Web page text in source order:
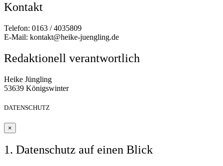
Kontakt
Telefon: 0163 / 4035809
E-Mail: kontakt@heike-juengling.de
Redaktionell verantwortlich
Heike Jüngling
53639 Königswinter
DATENSCHUTZ
×
1. Datenschutz auf einen Blick